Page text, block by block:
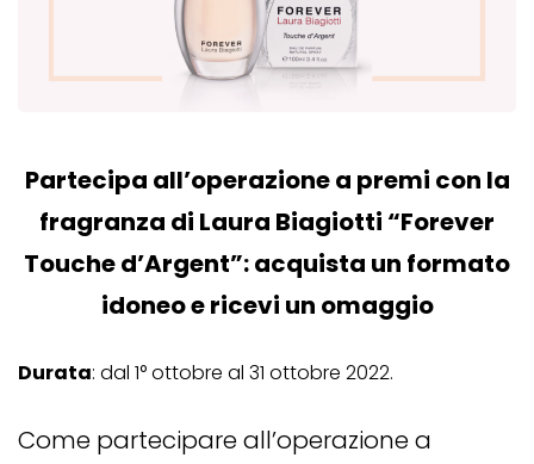
Partecipa all’operazione a premi con la
fragranza di Laura Biagiotti “Forever
Touche d’Argent”: acquista un formato
idoneo e ricevi un omaggio
Durata: dal 1° ottobre al 31 ottobre 2022.
Come partecipare all’operazione a